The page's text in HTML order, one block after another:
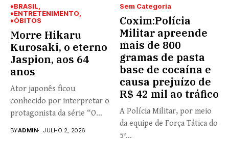
♦BRASIL
♦ENTRETENIMENTO
♦ÓBITOS
Morre Hikaru
Kurosaki, o eterno
Jaspion, aos 64
anos
Ator japonês ficou
conhecido por interpretar o
protagonista da série “O
BYADMIN JULHO 2, 2026
Sem Categoria
Coxim:Polícia
Militar apreende
mais de 800
gramas de pasta
base de cocaína e
causa prejuízo de
R$ 42 mil ao tráfico
A Polícia Militar, por meio
da equipe de Força Tática do
5º...